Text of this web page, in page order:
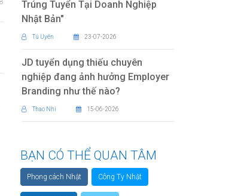
Trúng Tuyển Tại Doanh Nghiệp
Nhật Bản"
Tú Uyên 23-07-2026
JD tuyển dụng thiếu chuyên
nghiệp đang ảnh hưởng Employer
Branding như thế nào?
Thao Nhi 15-06-2026
BẠN CÓ THỂ QUAN TÂM
Phong cách Nhật Công Ty Nhật